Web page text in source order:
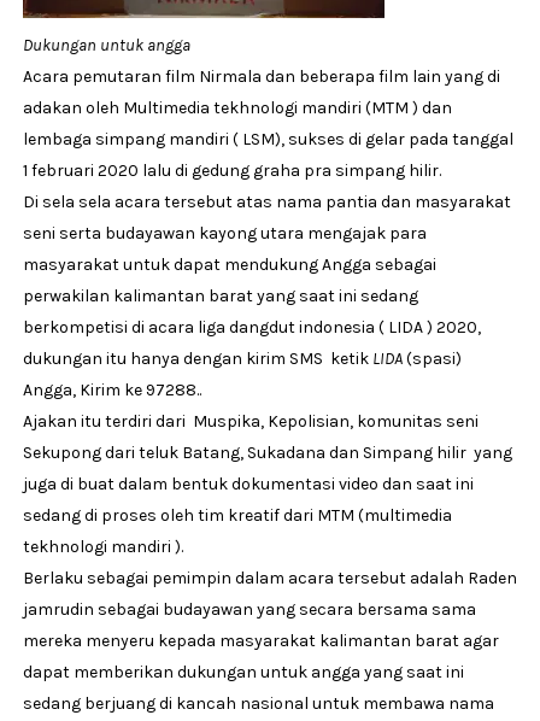
Dukungan untuk angga
Acara pemutaran film Nirmala dan beberapa film lain yang di
adakan oleh Multimedia tekhnologi mandiri (MTM ) dan
lembaga simpang mandiri ( LSM), sukses di gelar pada tanggal
1 februari 2020 lalu di gedung graha pra simpang hilir.
Di sela sela acara tersebut atas nama pantia dan masyarakat
seni serta budayawan kayong utara mengajak para
masyarakat untuk dapat mendukung Angga sebagai
perwakilan kalimantan barat yang saat ini sedang
berkompetisi di acara liga dangdut indonesia ( LIDA ) 2020,
dukungan itu hanya dengan kirim SMS ketik LIDA(spasi)
Angga, Kirim ke 97288..
Ajakan itu terdiri dari Muspika, Kepolisian, komunitas seni
Sekupong dari teluk Batang, Sukadana dan Simpang hilir yang
juga di buat dalam bentuk dokumentasi video dan saat ini
sedang di proses oleh tim kreatif dari MTM (multimedia
tekhnologi mandiri ).
Berlaku sebagai pemimpin dalam acara tersebut adalah Raden
jamrudin sebagai budayawan yang secara bersama sama
mereka menyeru kepada masyarakat kalimantan barat agar
dapat memberikan dukungan untuk angga yang saat ini
sedang berjuang di kancah nasional untuk membawa nama